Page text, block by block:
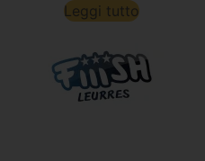
Leggi tutto